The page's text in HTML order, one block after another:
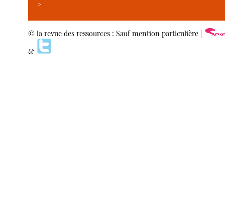
>
© la revue des ressources : Sauf mention particulière |
&